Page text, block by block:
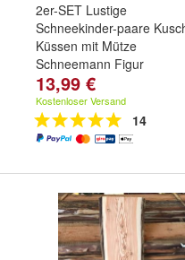
2er-SET Lustige
Schneekinder-paare
Küssen mit Mütze
Schneemann Figur
13,99 €
Kostenloser Versand
14